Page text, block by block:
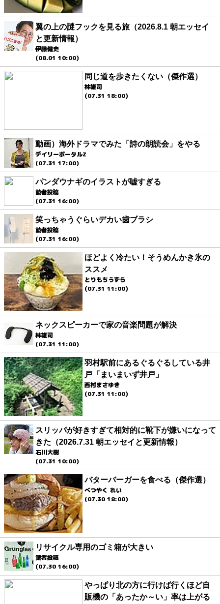
翼の上の謎フックを見る旅（2026.8.1 朝エッセイ
と更新情報）
伊藤健史
(08.01 10:00)
同じ道を歩きたくない（傑作選）
林雄司
(07.31 18:00)
動画）海外ドラマでみた「詩の朗読会」をやる
デイリーポータルZ
(07.31 17:00)
パンダウナギのイラストが嘘すぎる
読者投稿
(07.31 16:00)
笑っちゃうぐらいデカい歯ブラシ
読者投稿
(07.31 16:00)
ほどよく冷たい！そうめんかき氷の
ススメ
とりもちうずら
(07.31 11:00)
ネックスピーカーで家の音楽問題が解決
林雄司
(07.31 11:00)
羽村駅前にあるぐるぐるしている井
戸「まいまいず井戸」
西村まさゆき
(07.31 11:00)
スリッパが好きすぎて相対的に靴下が嫌いになって
きた（2026.7.31 朝エッセイと更新情報）
石川大樹
(07.31 10:00)
バターバーガーを食べる（傑作選）
べつやく れい
(07.30 18:00)
リサイクル専用のゴミ箱が大きい
読者投稿
(07.30 16:00)
やっぱり北の方に行けば行くほど自
販機の「あったか～い」率は上がる